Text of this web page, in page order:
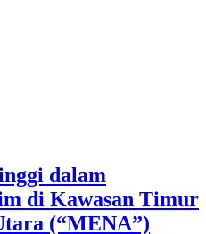
dalam
di Kawasan Timur
(“MENA”)